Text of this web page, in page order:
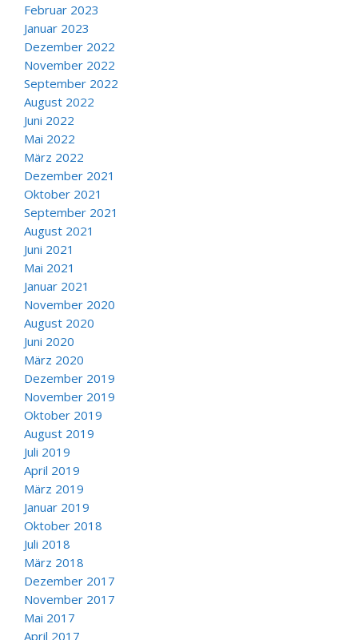
Februar 2023
Januar 2023
Dezember 2022
November 2022
September 2022
August 2022
Juni 2022
Mai 2022
März 2022
Dezember 2021
Oktober 2021
September 2021
August 2021
Juni 2021
Mai 2021
Januar 2021
November 2020
August 2020
Juni 2020
März 2020
Dezember 2019
November 2019
Oktober 2019
August 2019
Juli 2019
April 2019
März 2019
Januar 2019
Oktober 2018
Juli 2018
März 2018
Dezember 2017
November 2017
Mai 2017
April 2017